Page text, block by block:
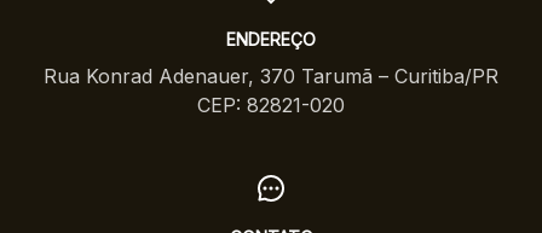
ENDEREÇO
Rua Konrad Adenauer, 370 Tarumã – Curitiba/PR
CEP: 82821-020